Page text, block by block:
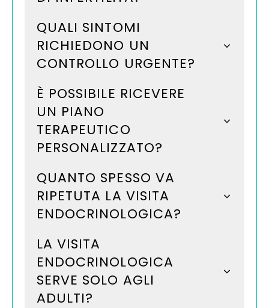
QUALI SINTOMI
RICHIEDONO UN
CONTROLLO URGENTE?
È POSSIBILE RICEVERE
UN PIANO
TERAPEUTICO
PERSONALIZZATO?
QUANTO SPESSO VA
RIPETUTA LA VISITA
ENDOCRINOLOGICA?
LA VISITA
ENDOCRINOLOGICA
SERVE SOLO AGLI
ADULTI?